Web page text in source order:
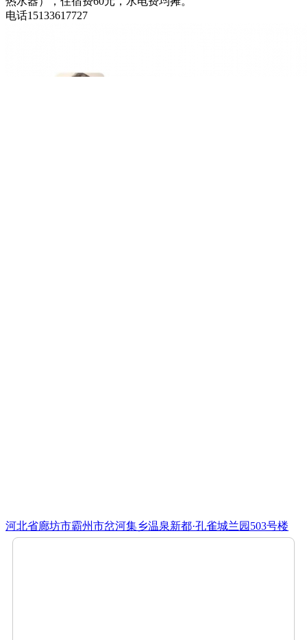
电话15133617727
河北省廊坊市霸州市岔河集乡温泉新都·孔雀城兰园503号楼